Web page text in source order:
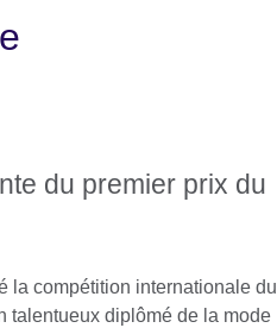
du premier prix du
la compétition internationale du
talentueux diplômé de la mode